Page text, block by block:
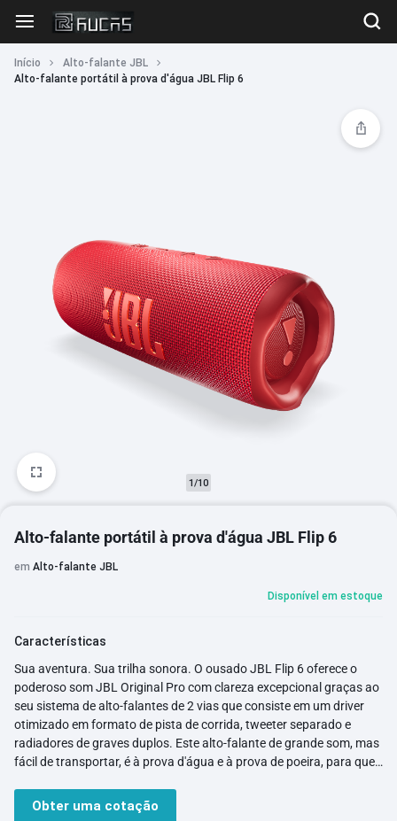
Início
Alto-falante JBL
Alto-falante portátil à prova d'água JBL Flip 6
1/10
Alto-falante portátil à prova d'água JBL Flip 6
em Alto-falante JBL
Disponível em estoque
Características
Sua aventura. Sua trilha sonora. O ousado JBL Flip 6 oferece o
poderoso som JBL Original Pro com clareza excepcional graças ao
seu sistema de alto-falantes de 2 vias que consiste em um driver
otimizado em formato de pista de corrida, tweeter separado e
radiadores de graves duplos. Este alto-falante de grande som, mas
fácil de transportar, é à prova d'água e à prova de poeira, para que
12 horas de duração da bateria, você pode festejar até o sol se pôr
— ou nascer — onde quer que a música o mova. Use o PartyBoost
Obter uma cotação